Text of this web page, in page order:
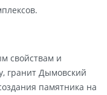
свойствам и
гранит Дымовский
памятника на